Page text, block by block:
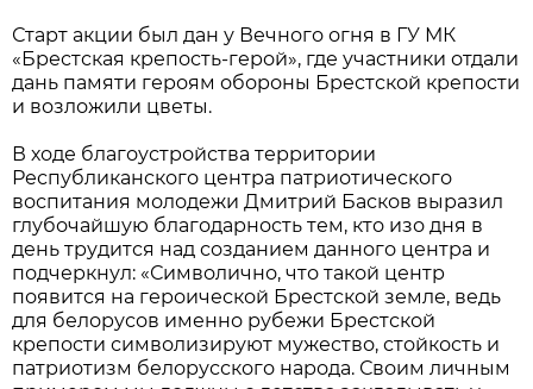
Старт акции был дан у Вечного огня в ГУ МК
«Брестская крепость-герой», где участники отдали
дань памяти героям обороны Брестской крепости
и возложили цветы.
В ходе благоустройства территории
Республиканского центра патриотического
воспитания молодежи Дмитрий Басков выразил
глубочайшую благодарность тем, кто изо дня в
день трудится над созданием данного центра и
подчеркнул: «Символично, что такой центр
появится на героической Брестской земле, ведь
для белорусов именно рубежи Брестской
крепости символизируют мужество, стойкость и
патриотизм белорусского народа. Своим личным